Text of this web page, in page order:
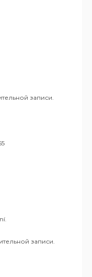
записи.
записи.